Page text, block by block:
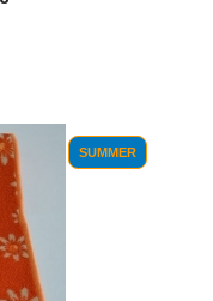
SUMMER